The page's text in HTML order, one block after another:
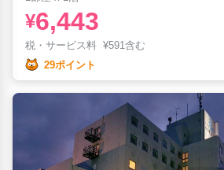
¥6,443
税・サービス料 ¥591含む
29ポイント